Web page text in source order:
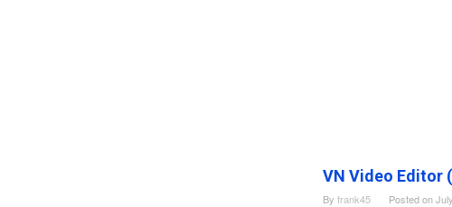
VN Video Editor
By frank45 Posted on